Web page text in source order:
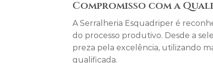
Compromisso com a
A Serralheria Esquadriper é
do processo produtivo. Desde a
preza pela excelência, utilizando
qualificada.